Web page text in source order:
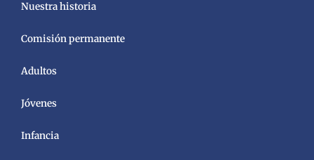
Nuestra historia
Comisión permanente
Adultos
Jóvenes
Infancia